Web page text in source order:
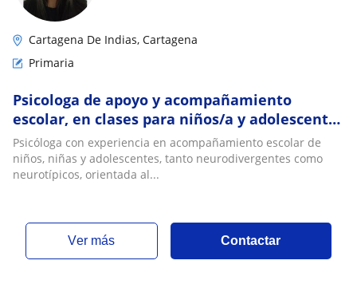
Cartagena De Indias, Cartagena
Primaria
Psicologa de apoyo y acompañamiento
escolar, en clases para niños/a y adolescentes
de forma presencial
Psicóloga con experiencia en acompañamiento escolar de
niños, niñas y adolescentes, tanto neurodivergentes como
neurotípicos, orientada al...
ver más Contactar